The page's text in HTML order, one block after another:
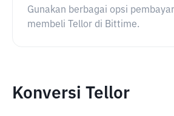
Gunakan berbagai opsi
membeli Tellor di Bittime.
Konversi Tellor